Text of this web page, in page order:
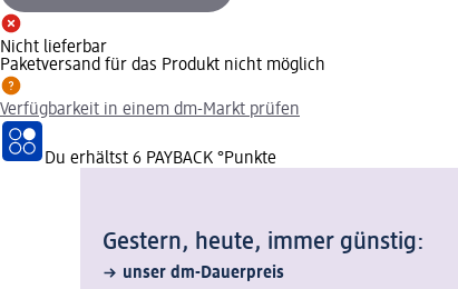
Nicht lieferbar
Paketversand für das Produkt nicht möglich
Verfügbarkeit in einem dm-Markt prüfen
Du erhältst 6 PAYBACK °Punkte
Gestern, heute, immer günstig:
unser dm-Dauerpreis